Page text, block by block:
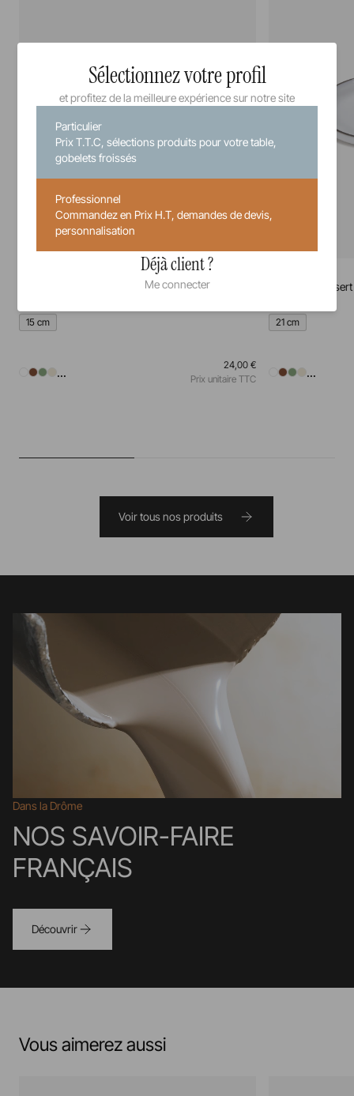
15 cm
...
24,00 €
Prix unitaire TTC
Assiette à dessert
21 cm
...
Voir tous nos produits
Dans la Drôme
NOS SAVOIR-FAIRE
FRANÇAIS
Découvrir
Vous aimerez aussi
Sélectionnez votre profil
et profitez de la meilleure expérience sur notre site
Particulier
Prix T.T.C, sélections produits pour votre table,
gobelets froissés
Professionnel
Commandez en Prix H.T, demandes de devis,
personnalisation
Déjà client ?
Me connecter